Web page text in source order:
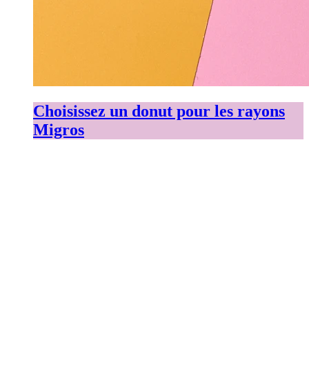
Choisissez un donut pour les rayons
Migros